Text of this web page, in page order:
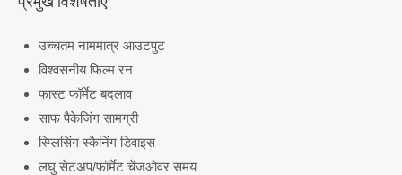
उच्चतम नाममात्र आउटपुट
विश्वसनीय फिल्म रन
फास्ट फॉर्मेट बदलाव
साफ पैकेजिंग सामग्री
स्प्लिसिंग स्कैनिंग डिवाइस
लघु सेटअप/फॉर्मेट चेंजओवर समय